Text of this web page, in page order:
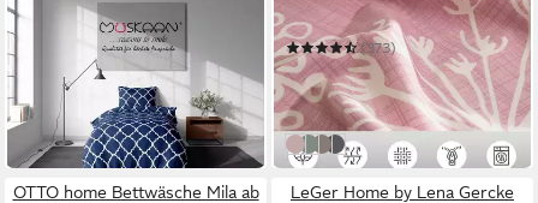
135x200 Baumwolle Maroc
135 x 200 cm B/L
UVP 49,99 €
in 4-5 Werktagen bei dir
135 x 200 cm
B/L
(373)
ab 25,49 € UVP 51,99 €
-51%
in 1-2 Werktagen bei dir
rosajadetaupe
anthrazit
OTTO home Bettwäsche Mila ab
LeGer Home by Lena Gercke